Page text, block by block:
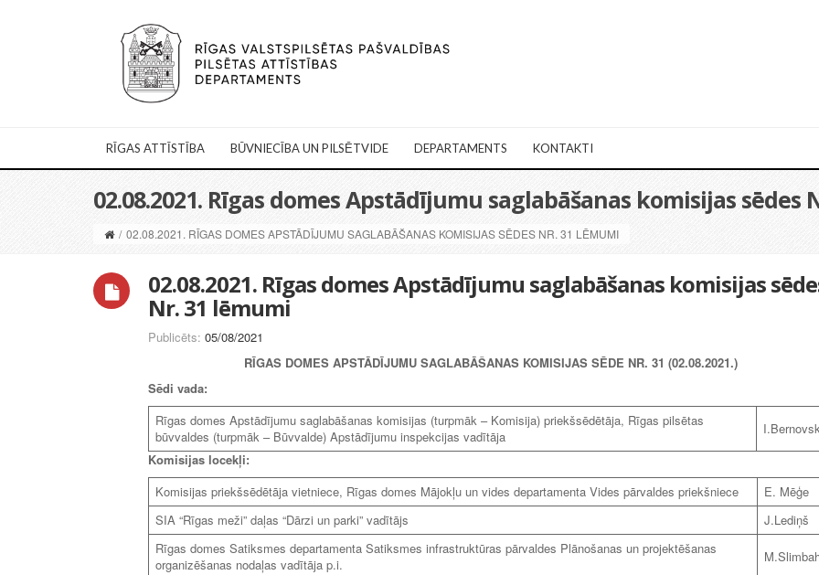
RĪGAS ATTĪSTĪBA BŪVNIECĪBA UN PILSĒTVIDE DEPARTAMENTS KONTAKTI
02.08.2021. Rīgas domes Apstādījumu saglabāšanas komisijas sēdes
/ 02.08.2021. RĪGAS DOMES APSTĀDĪJUMU SAGLABĀŠANAS KOMISIJAS SĒDES NR. 31 LĒMUMI
02.08.2021. Rīgas domes Apstādījumu saglabāšanas komisijas
Nr. 31 lēmumi
Publicēts: 05/08/2021
RĪGAS DOMES APSTĀDĪJUMU SAGLABĀŠANAS KOMISIJAS SĒDE NR. 31 (02.08.2021.)
Sēdi vada:
Rīgas domes Apstādījumu saglabāšanas komisijas (turpmāk – Komisija) priekšsēdētāja, Rīgas pilsētas
būvvaldes (turpmāk – Būvvalde) Apstādījumu inspekcijas vadītāja
Komisijas locekļi:
Komisijas priekšsēdētāja vietniece, Rīgas domes Mājokļu un vides departamenta Vides pārvaldes priekšniece
E. Mēģe
SIA “Rīgas meži” daļas “Dārzi un parki” vadītājs
J.Lediņš
Rīgas domes Satiksmes departamenta Satiksmes infrastruktūras pārvaldes Plānošanas un projektēšanas
organizēšanas nodaļas vadītāja p.i.